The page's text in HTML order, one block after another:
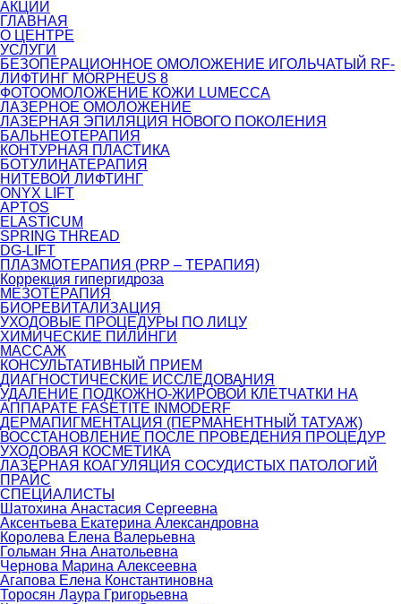
АКЦИИ
ГЛАВНАЯ
О ЦЕНТРЕ
УСЛУГИ
БЕЗОПЕРАЦИОННОЕ ОМОЛОЖЕНИЕ ИГОЛЬЧАТЫЙ RF-
ЛИФТИНГ MORPHEUS 8
ФОТООМОЛОЖЕНИЕ КОЖИ LUMECCA
ЛАЗЕРНОЕ ОМОЛОЖЕНИЕ
ЛАЗЕРНАЯ ЭПИЛЯЦИЯ НОВОГО ПОКОЛЕНИЯ
БАЛЬНЕОТЕРАПИЯ
КОНТУРНАЯ ПЛАСТИКА
БОТУЛИНАТЕРАПИЯ
НИТЕВОЙ ЛИФТИНГ
ONYX LIFT
APTOS
ELASTICUM
SPRING THREAD
DG-LIFT
ПЛАЗМОТЕРАПИЯ (PRP – ТЕРАПИЯ)
Коррекция гипергидроза
МЕЗОТЕРАПИЯ
БИОРЕВИТАЛИЗАЦИЯ
УХОДОВЫЕ ПРОЦЕДУРЫ ПО ЛИЦУ
ХИМИЧЕСКИЕ ПИЛИНГИ
МАССАЖ
КОНСУЛЬТАТИВНЫЙ ПРИЕМ
ДИАГНОСТИЧЕСКИЕ ИССЛЕДОВАНИЯ
УДАЛЕНИЕ ПОДКОЖНО-ЖИРОВОЙ КЛЕТЧАТКИ НА
АППАРАТЕ FASETITE INMODERF
ДЕРМАПИГМЕНТАЦИЯ (ПЕРМАНЕНТНЫЙ ТАТУАЖ)
ВОССТАНОВЛЕНИЕ ПОСЛЕ ПРОВЕДЕНИЯ ПРОЦЕДУР
УХОДОВАЯ КОСМЕТИКА
ЛАЗЕРНАЯ КОАГУЛЯЦИЯ СОСУДИСТЫХ ПАТОЛОГИЙ
ПРАЙС
СПЕЦИАЛИСТЫ
Шатохина Анастасия Сергеевна
Аксентьева Екатерина Александровна
Королева Елена Валерьевна
Гольман Яна Анатольевна
Чернова Марина Алексеевна
Агапова Елена Константиновна
Торосян Лаура Григорьевна